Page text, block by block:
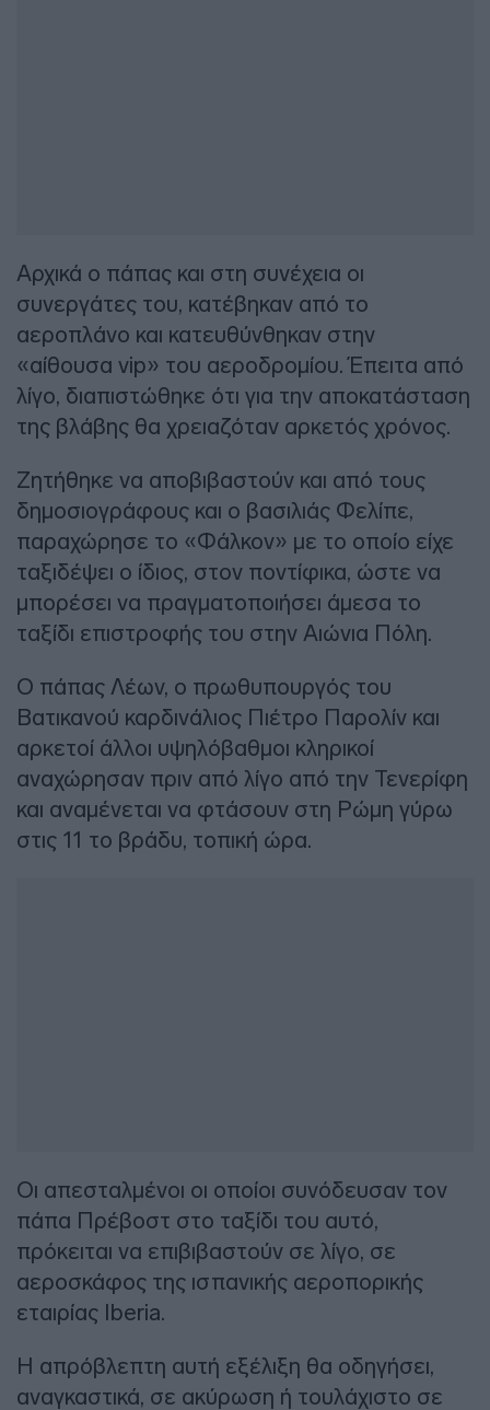
Αρχικά ο πάπας και στη συνέχεια οι
συνεργάτες του, κατέβηκαν από το
αεροπλάνο και κατευθύνθηκαν στην
«αίθουσα vip» του αεροδρομίου. Έπειτα από
λίγο, διαπιστώθηκε ότι για την αποκατάσταση
της βλάβης θα χρειαζόταν αρκετός χρόνος.
Ζητήθηκε να αποβιβαστούν και από τους
δημοσιογράφους και ο βασιλιάς Φελίπε,
παραχώρησε το «Φάλκον» με το οποίο είχε
ταξιδέψει ο ίδιος, στον ποντίφικα, ώστε να
μπορέσει να πραγματοποιήσει άμεσα το
ταξίδι επιστροφής του στην Αιώνια Πόλη.
Ο πάπας Λέων, ο πρωθυπουργός του
Βατικανού καρδινάλιος Πιέτρο Παρολίν και
αρκετοί άλλοι υψηλόβαθμοι κληρικοί
αναχώρησαν πριν από λίγο από την Τενερίφη
και αναμένεται να φτάσουν στη Ρώμη γύρω
στις 11 το βράδυ, τοπική ώρα.
Οι απεσταλμένοι οι οποίοι συνόδευσαν τον
πάπα Πρέβοστ στο ταξίδι του αυτό,
πρόκειται να επιβιβαστούν σε λίγο, σε
αεροσκάφος της ισπανικής αεροπορικής
εταιρίας Iberia.
Η απρόβλεπτη αυτή εξέλιξη θα οδηγήσει,
αναγκαστικά, σε ακύρωση ή τουλάχιστο σε